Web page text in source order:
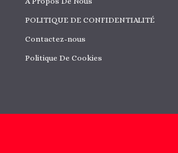
POLITIQUE DE CONFIDENTIALITÉ
Contactez-nous
Politique De Cookies